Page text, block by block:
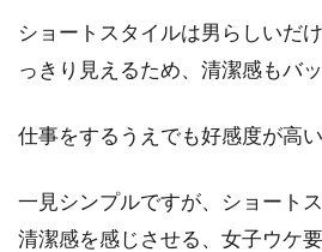
りする方の数も多
ぶる夜の帽子
ショートスタイルは男らしいだ
っきり見えるため、清潔感もバッ
仕事をするうえでも好感度が高い
一見シンプルですが、ショート
清潔感を感じさせる、女子ウケ